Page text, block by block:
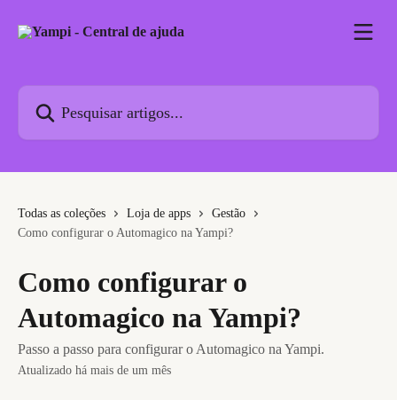
Todas as coleções Loja de apps
Gestão
Como configurar o Automagico na Yampi?
Como configurar o
Automagico na Yampi?
Passo a passo para configurar o Automagico na Yampi.
Atualizado há mais de um mês